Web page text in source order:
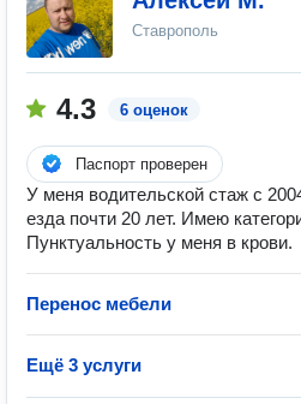
Ставрополь
4.3 6 оценок
Паспорт проверен
У меня водительской стаж с
езда почти 20 лет. Имею
Пунктуальность у меня в крови.
Перенос мебели
Ещё 3 услуги